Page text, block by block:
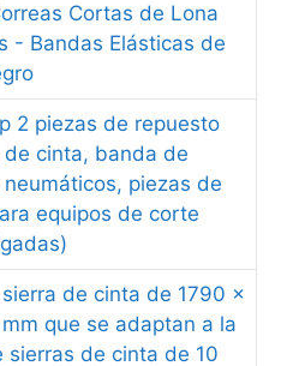
Cortas de Lona
- Bandas Elásticas de
2 piezas de repuesto
de cinta, banda de
piezas de
equipos de corte
de cinta de 1790 x
que se adaptan a la
sierras de cinta de 10